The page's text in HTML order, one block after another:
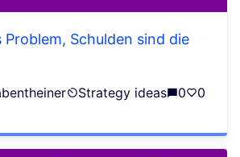
Problem, Schulden sind die
Strategy ideas 0 0